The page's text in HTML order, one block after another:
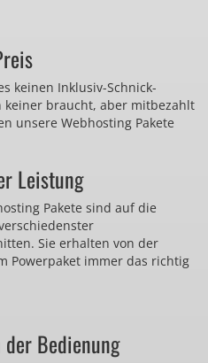
keinen Inklusiv-Schnick-
keiner braucht, aber mitbezahlt
unsere Webhosting Pakete
Leistung
Pakete sind auf die
Sie erhalten von der
Powerpaket immer das richtig
Bedienung